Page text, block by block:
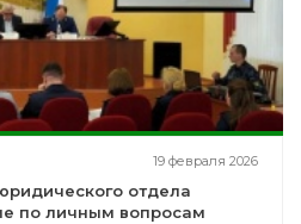
19 февраля 2026
отдела
по личным вопросам